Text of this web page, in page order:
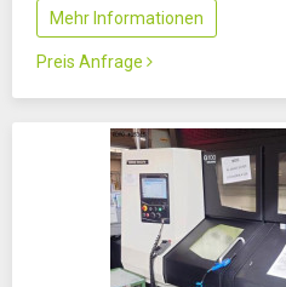
Mehr Informationen
Preis Anfrage